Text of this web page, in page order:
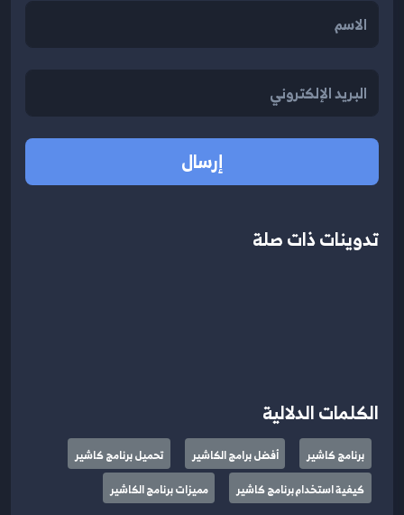
إرسال
تدوينات ذات صلة
الكلمات الدلالية
برنامج كاشير أفضل برامج الكاشير
تحميل برنامج كاشير
كيفية استخدام برنامج كاشير
مميزات برنامج الكاشير